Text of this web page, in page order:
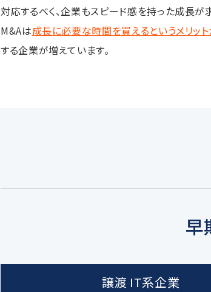
対応するべく、企業もスピード感を持った成長が
M&Aは成長に必要な時間を買えるというメリッ
する企業が増えています。
早
譲渡 IT系企業